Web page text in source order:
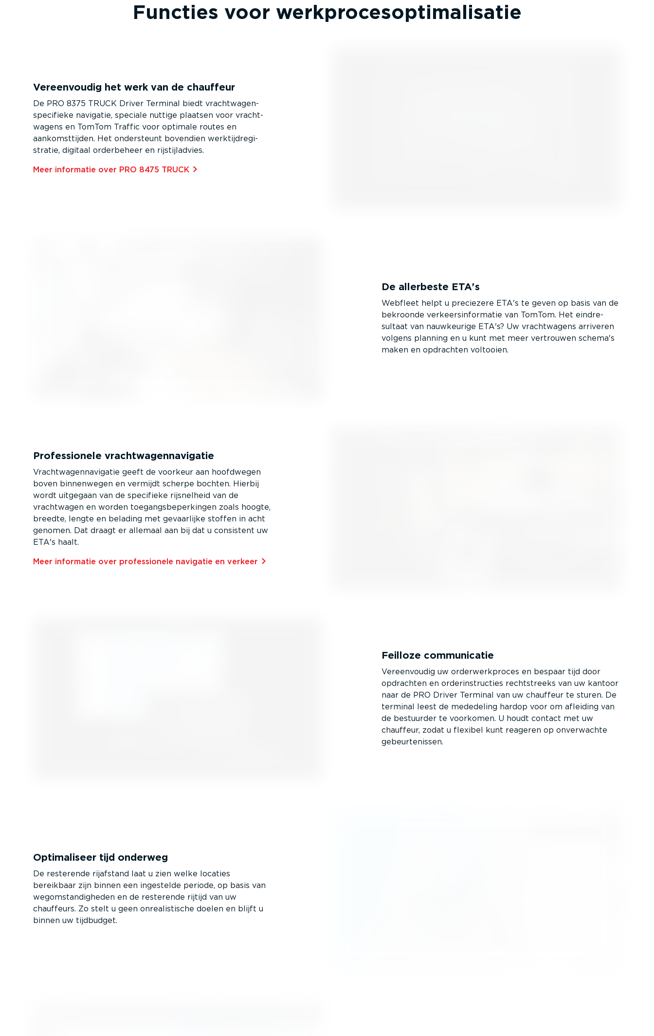
Functies voor werkpro­cesop­ti­ma­li­satie
Vereen­voudig het werk van de chauffeur
De PRO 8375 TRUCK Driver Terminal biedt vracht­wa­gen­
spe­ci­fieke navigatie, speciale nuttige plaatsen voor vracht­
wagens en TomTom Traffic voor optimale routes en
aankomst­tijden. Het ondersteunt bovendien werktijd­re­gi­
stratie, digitaal orderbeheer en rijstijladvies.
Meer informatie over PRO 8475 TRUCK
De allerbeste ETA's
Webfleet helpt u preciezere ETA's te geven op basis van de
bekroonde verkeers­in­for­matie van TomTom. Het eindre­
sultaat van nauwkeurige ETA's? Uw vracht­wagens arriveren
volgens planning en u kunt met meer vertrouwen schema's
maken en opdrachten voltooien.
Profes­si­onele vracht­wa­gen­na­vi­gatie
Vracht­wa­gen­na­vi­gatie geeft de voorkeur aan hoofdwegen
boven binnenwegen en vermijdt scherpe bochten. Hierbij
wordt uitgegaan van de specifieke rijsnelheid van de
vrachtwagen en worden toegangs­be­per­kingen zoals hoogte,
breedte, lengte en belading met gevaarlijke stoffen in acht
genomen. Dat draagt er allemaal aan bij dat u consistent uw
ETA's haalt.
Meer informatie over profes­si­onele navigatie en verkeer
Feilloze commu­ni­catie
Vereen­voudig uw order­werk­proces en bespaar tijd door
opdrachten en order­in­structies recht­streeks van uw kantoor
naar de PRO Driver Terminal van uw chauffeur te sturen. De
terminal leest de mededeling hardop voor om afleiding van
de bestuurder te voorkomen. U houdt contact met uw
chauffeur, zodat u flexibel kunt reageren op onverwachte
gebeur­te­nissen.
Optima­liseer tijd onderweg
De resterende rijafstand laat u zien welke locaties
bereikbaar zijn binnen een ingestelde periode, op basis van
wegom­stan­dig­heden en de resterende rijtijd van uw
chauffeurs. Zo stelt u geen onrea­lis­tische doelen en blijft u
binnen uw tijdbudget.